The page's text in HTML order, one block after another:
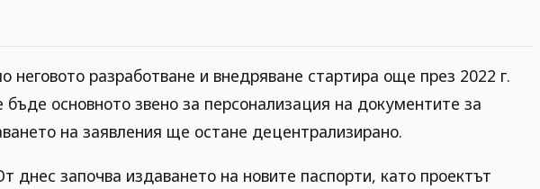
разработване и внедряване стартира още през 2022 г.
основното звено за персонализация на документите за
на заявления ще остане децентрализирано.
започва издаването на новите паспорти, като проектът